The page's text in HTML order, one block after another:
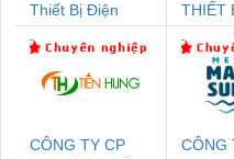
Thiết Bị Điện
THIẾT
NAM
CÔNG TY CP
CÔNG